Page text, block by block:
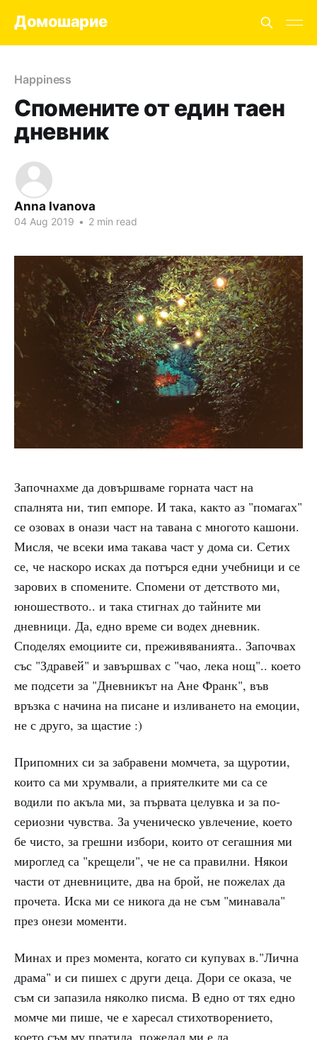
Домошарие
Happiness
Спомените от един таен
дневник
Anna Ivanova
04 Aug 2019 • 2 min read
Започнахме да довършваме горната част на
спалнята ни, тип емпоре. И така, както аз "помагах"
се озовах в онази част на тавана с многото кашони.
Мисля, че всеки има такава част у дома си. Сетих
се, че наскоро исках да потърся едни учебници и се
зарових в спомените. Спомени от детството ми,
юношеството.. и така стигнах до тайните ми
дневници. Да, едно време си водех дневник.
Споделях емоциите си, преживяванията.. Започвах
със "Здравей" и завършвах с "чао, лека нощ".. което
ме подсети за "Дневникът на Ане Франк", във
връзка с начина на писане и изливането на емоции,
не с друго, за щастие :)
Припомних си за забравени момчета, за щуротии,
които са ми хрумвали, а приятелките ми са се
водили по акъла ми, за първата целувка и за по-
сериозни чувства. За ученическо увлечение, което
бе чисто, за грешни избори, които от сегашния ми
мироглед са "крещели", че не са правилни. Някои
части от дневниците, два на брой, не пожелах да
прочета. Иска ми се никога да не съм "минавала"
през онези моменти.
Минах и през момента, когато си купувах в."Лична
драма" и си пишех с други деца. Дори се оказа, че
съм си запазила няколко писма. В едно от тях едно
момче ми пише, че е харесал стихотворението,
което съм му пратила, пожелал ми е да